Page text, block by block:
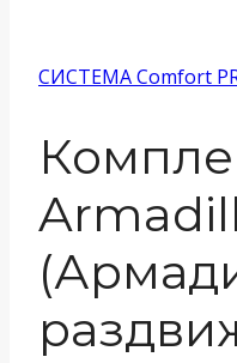
СИСТЕМА Comfort